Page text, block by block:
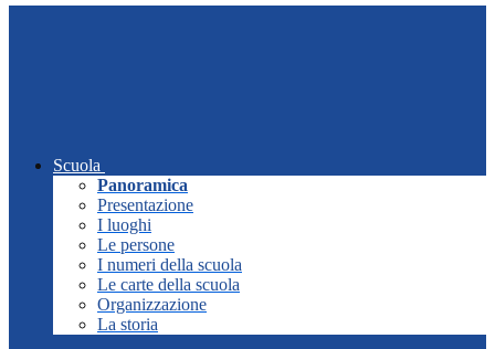
Scuola
Panoramica
Presentazione
I luoghi
Le persone
I numeri della scuola
Le carte della scuola
Organizzazione
La storia